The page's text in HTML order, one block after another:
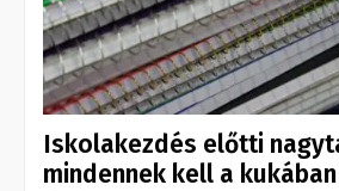
Iskolakezdés előtti
mindennek kell a